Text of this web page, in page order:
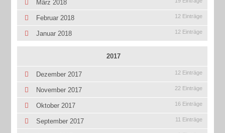
März 2018
Februar 2018 12 Einträge
Januar 2018 12 Einträge
2017
Dezember 2017 12 Einträge
November 2017 22 Einträge
Oktober 2017 16 Einträge
September 2017 11 Einträge